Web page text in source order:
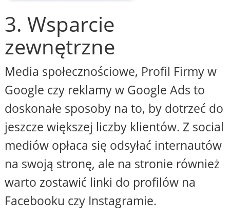
3. Wsparcie
zewnętrzne
Media społecznościowe, Profil Firmy w
Google czy reklamy w Google Ads to
doskonałe sposoby na to, by dotrzeć do
jeszcze większej liczby klientów. Z social
mediów opłaca się odsyłać internautów
na swoją stronę, ale na stronie również
warto zostawić linki do profilów na
Facebooku czy Instagramie.